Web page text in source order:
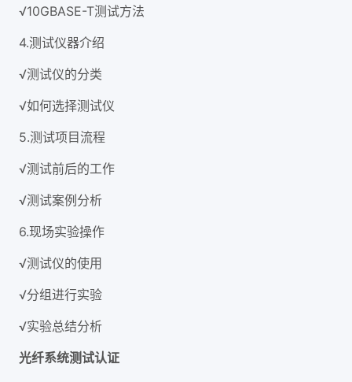
√10GBASE-T测试方法
4.测试仪器介绍
√测试仪的分类
√如何选择测试仪
5.测试项目流程
√测试前后的工作
√测试案例分析
6.现场实验操作
√测试仪的使用
√分组进行实验
√实验总结分析
光纤系统测试认证